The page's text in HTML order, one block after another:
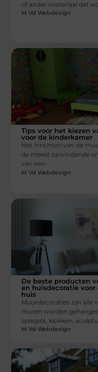
of ander materiaal dat
M Vd Webdesign
Tips voor het kiezen
voor de kinderkamer
Het inrichten van de
de meest opwindende
van een
M Vd Webdesign
De beste producten
en huisdecoratie
huis
Muurdecoraties zijn alle
muren worden
spiegels, klokken,
M Vd Webdesign